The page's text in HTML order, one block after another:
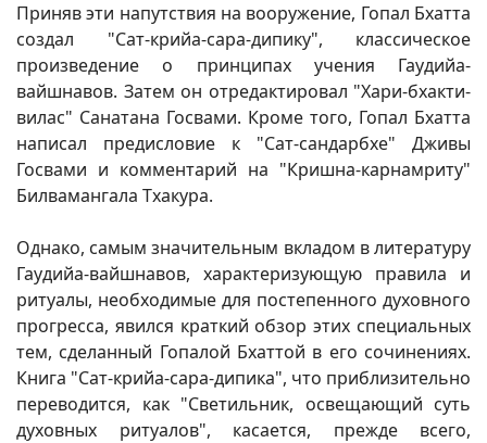
Приняв эти напутствия на вооружение, Гопал Бхатта
создал "Сат-крийа-сара-дипику", классическое
произведение о принципах учения Гаудийа-
вайшнавов. Затем он отредактировал "Хари-бхакти-
вилас" Санатана Госвами. Кроме того, Гопал Бхатта
написал предисловие к "Сат-сандарбхе" Дживы
Госвами и комментарий на "Кришна-карнамриту"
Билвамангала Тхакура.
Однако, самым значительным вкладом в литературу
Гаудийа-вайшнавов, характеризующую правила и
ритуалы, необходимые для постепенного духовного
прогресса, явился краткий обзор этих специальных
тем, сделанный Гопалой Бхаттой в его сочинениях.
Книга "Сат-крийа-сара-дипика", что приблизительно
переводится, как "Светильник, освещающий суть
духовных ритуалов", касается, прежде всего,